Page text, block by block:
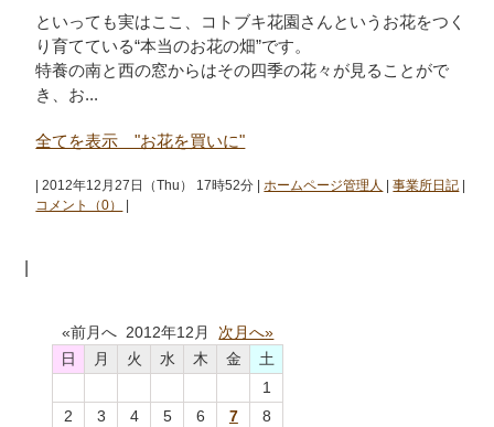
といっても実はここ、コトブキ花園さんというお花をつく
り育てている“本当のお花の畑”です。
特養の南と西の窓からはその四季の花々が見ることがで
き、お...
全てを表示 "お花を買いに"
| 2012年12月27日（Thu） 17時52分 |ホームページ管理人 |事業所日記
コメント（0）
«前月へ 2012年12月 次月へ»
日
月 火 水 木 金
土
1
2
3 4 5 6 7
8